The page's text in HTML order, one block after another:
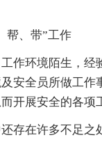
帮、带”工作
作环境陌生，经
安全员所做工作
开展安全的各项
存在许多不足之